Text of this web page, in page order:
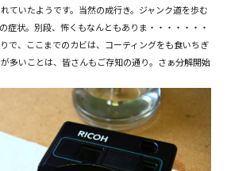
ていたようです。当然の成行き。ジャンク道を歩む
症状。別段、怖くもなんともありま・・・・・・・
で、ここまでのカビは、コーティングをも食いちぎ
多いことは、皆さんもご存知の通り。さぁ分解開始